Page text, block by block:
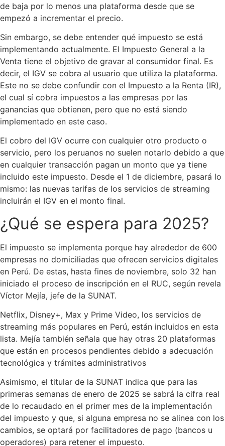
de baja por lo menos una plataforma desde que se
empezó a incrementar el precio.
Sin embargo, se debe entender qué impuesto se está
implementando actualmente. El Impuesto General a la
Venta tiene el objetivo de gravar al consumidor final. Es
decir, el IGV se cobra al usuario que utiliza la plataforma.
Este no se debe confundir con el Impuesto a la Renta (IR),
el cual sí cobra impuestos a las empresas por las
ganancias que obtienen, pero que no está siendo
implementado en este caso.
El cobro del IGV ocurre con cualquier otro producto o
servicio, pero los peruanos no suelen notarlo debido a que
en cualquier transacción pagan un monto que ya tiene
incluido este impuesto. Desde el 1 de diciembre, pasará lo
mismo: las nuevas tarifas de los servicios de streaming
incluirán el IGV en el monto final.
¿Qué se espera para 2025?
El impuesto se implementa porque hay alrededor de 600
empresas no domiciliadas que ofrecen servicios digitales
en Perú. De estas, hasta fines de noviembre, solo 32 han
iniciado el proceso de inscripción en el RUC, según revela
Víctor Mejía, jefe de la SUNAT.
Netflix, Disney+, Max y Prime Video, los servicios de
streaming más populares en Perú, están incluidos en esta
lista. Mejía también señala que hay otras 20 plataformas
que están en procesos pendientes debido a adecuación
tecnológica y trámites administrativos
Asimismo, el titular de la SUNAT indica que para las
primeras semanas de enero de 2025 se sabrá la cifra real
de lo recaudado en el primer mes de la implementación
del impuesto y que, si alguna empresa no se alinea con los
cambios, se optará por facilitadores de pago (bancos u
operadores) para retener el impuesto.